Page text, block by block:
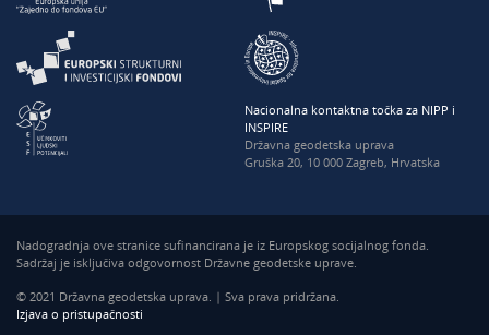
Nacionalna kontaktna točka za NIPP i
INSPIRE
Državna geodetska uprava
Gruška 20, 10 000 Zagreb, Hrvatska
Nadogradnja ove stranice sufinancirana je iz Europskog socijalnog fonda.
Sadržaj je isključiva odgovornost Državne geodetske uprave.
© 2021 Državna geodetska uprava. | Sva prava pridržana.
Izjava o pristupačnosti